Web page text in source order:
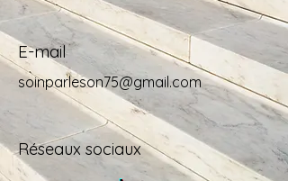
E-mail
soinparleson75@gmail.com
Réseaux sociaux